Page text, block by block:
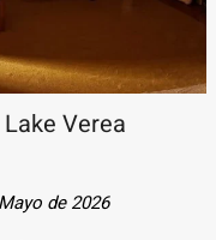
Verea
de 2026